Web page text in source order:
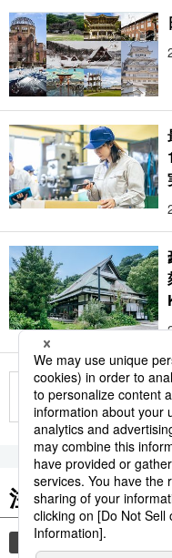
注目のキーワー
共同通信ニュース